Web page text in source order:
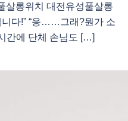
살롱위치 대전유성풀살롱
다!” “응……그래?뭔가 소
간에 단체 손님도 […]